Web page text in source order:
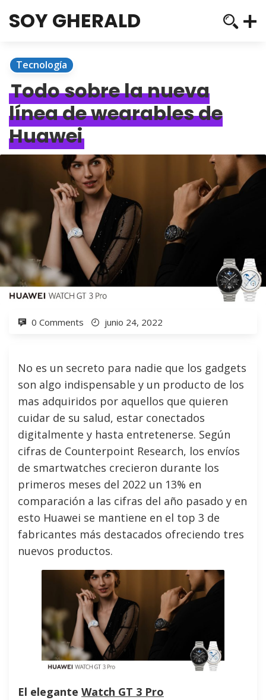
SOY GHERALD
Tecnología
Todo sobre la nueva
línea de wearables de
Huawei
0 Comments junio 24, 2022
No es un secreto para nadie que los gadgets
son algo indispensable y un producto de los
mas adquiridos por aquellos que quieren
cuidar de su salud, estar conectados
digitalmente y hasta entretenerse. Según
cifras de Counterpoint Research, los envíos
de smartwatches crecieron durante los
primeros meses del 2022 un 13% en
comparación a las cifras del año pasado y en
esto Huawei se mantiene en el top 3 de
fabricantes más destacados ofreciendo tres
nuevos productos.
El elegante Watch GT 3 Pro